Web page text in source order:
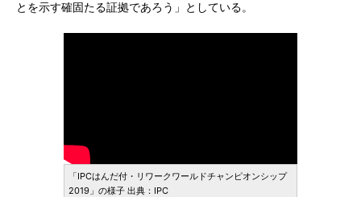
とを示す確固たる証拠であろう」としている。
「IPCはんだ付・リワークワールドチャンピオンシップ
2019」の様子 出典：IPC